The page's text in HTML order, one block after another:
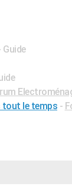
Guide
tout le temps -